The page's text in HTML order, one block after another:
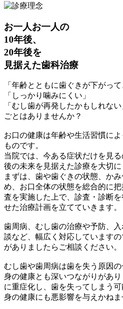
お一人お一人の
10年後、
20年後を
見据えた歯科治療
「年齢とともに歯ぐきが下がって
「しっかり噛みにくい」
「むし歯が再発したかもしれな
ごとはありませんか？
お口の健康は年齢や生活習慣に
ものです。
当院では、今ある症状だけを見
後の未来を見据えた診療を大切に
まずは、歯や歯ぐきの状態、か
め、お口全体の状態を総合的に
査を実施した上で、診査・診断
せた治療計画を立てていきます。
歯周病、むし歯の治療や予防、
談など、幅広く対応しています
がありましたらご相談ください。
むし歯や歯周病は歯を失う原因
身の健康とも深いつながりがあ
に重症化し、歯を失ってしまう
身の健康にも悪影響を与えかねま